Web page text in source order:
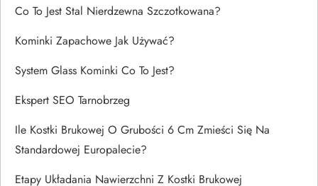
Co To Jest Stal Nierdzewna Szczotkowana?
Kominki Zapachowe Jak Używać?
System Glass Kominki Co To Jest?
Ekspert SEO Tarnobrzeg
Ile Kostki Brukowej O Grubości 6 Cm Zmieści Się Na
Standardowej Europalecie?
Etapy Układania Nawierzchni Z Kostki Brukowej